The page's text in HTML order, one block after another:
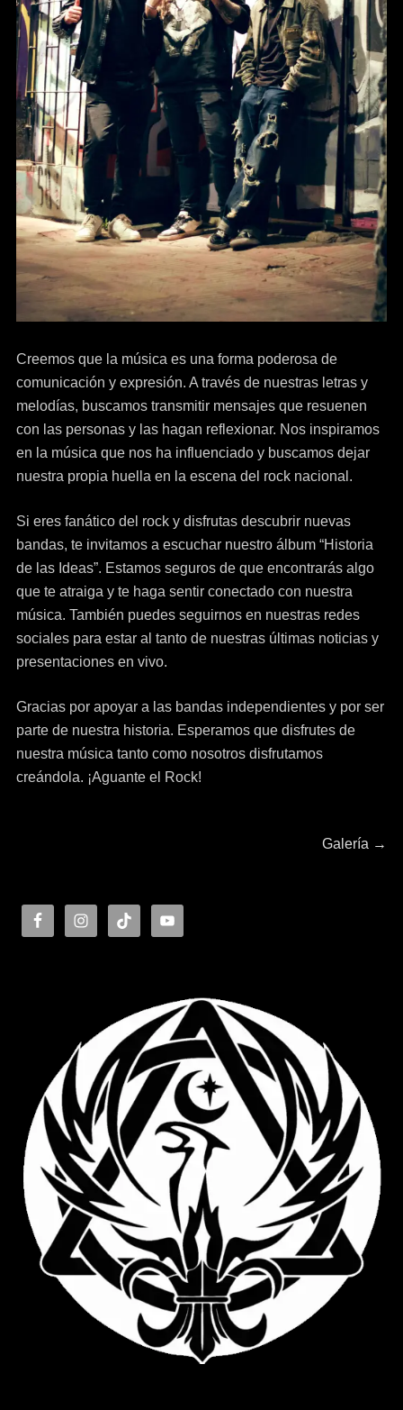
Creemos que la música es una forma poderosa de
comunicación y expresión. A través de nuestras letras y
melodías, buscamos transmitir mensajes que resuenen
con las personas y las hagan reflexionar. Nos inspiramos
en la música que nos ha influenciado y buscamos dejar
nuestra propia huella en la escena del rock nacional.
Si eres fanático del rock y disfrutas descubrir nuevas
bandas, te invitamos a escuchar nuestro álbum “Historia
de las Ideas”. Estamos seguros de que encontrarás algo
que te atraiga y te haga sentir conectado con nuestra
música. También puedes seguirnos en nuestras redes
sociales para estar al tanto de nuestras últimas noticias y
presentaciones en vivo.
Gracias por apoyar a las bandas independientes y por ser
parte de nuestra historia. Esperamos que disfrutes de
nuestra música tanto como nosotros disfrutamos
creándola. ¡Aguante el Rock!
entradas
Next
Galería →